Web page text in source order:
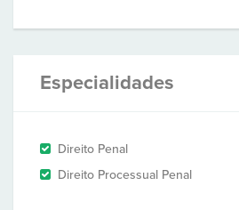
Especialidades
Direito Penal
Direito Processual Penal